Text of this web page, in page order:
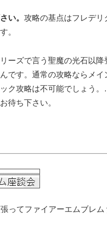
い。 攻略の基点はフレデ
。
ーズで言う聖魔の光石以
です。通常の攻略ならメ
ク攻略は不可能でしょう
待ち下さい。
張ってファイアーエムブレ